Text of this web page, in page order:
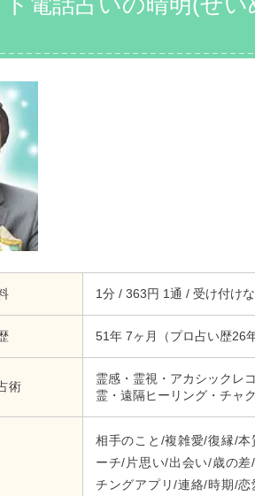
1分 / 363円 1通 / 受け付け
51年 7ヶ月（プロ占い歴26
術
霊感・霊視・アカシックレ
霊・遠隔ヒーリング・チャ
相手のこと/複雑愛/復縁/
ーチ/片思い/出会い/歳の
チングアプリ/連絡/時期/